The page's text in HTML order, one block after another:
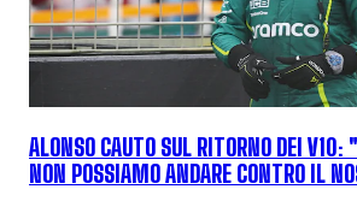
ALONSO CAUTO SUL RITORNO DEI V10:
NON POSSIAMO ANDARE CONTRO IL